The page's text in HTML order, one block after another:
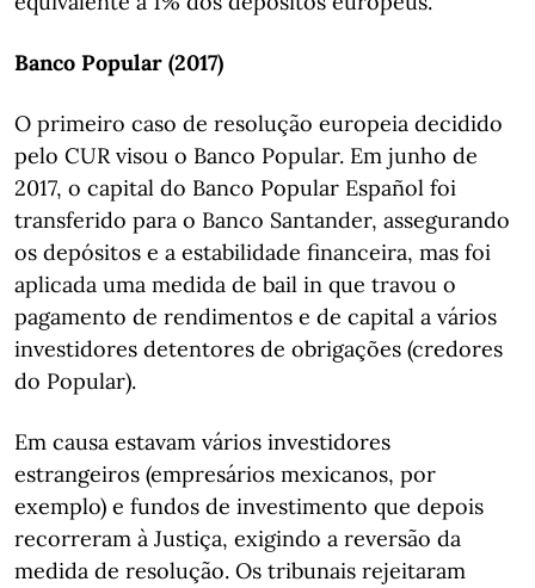
Banco Popular (2017)
O primeiro caso de resolução europeia decidido
pelo CUR visou o Banco Popular. Em junho de
2017, o capital do Banco Popular Español foi
transferido para o Banco Santander, assegurando
os depósitos e a estabilidade financeira, mas foi
aplicada uma medida de bail in que travou o
pagamento de rendimentos e de capital a vários
investidores detentores de obrigações (credores
do Popular).
Em causa estavam vários investidores
estrangeiros (empresários mexicanos, por
exemplo) e fundos de investimento que depois
recorreram à Justiça, exigindo a reversão da
medida de resolução. Os tribunais rejeitaram